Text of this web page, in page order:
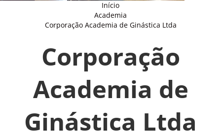
Início
Academia
Corporação Academia de Ginástica Ltda
Corporação
Academia de
Ginástica Ltda